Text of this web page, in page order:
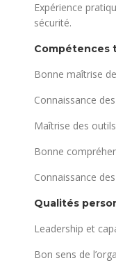
Expérience
sécurité.
Compétences
Bonne maîtrise
Connaissance
Maîtrise des
Bonne
Connaissance
Qualités
Leadership et
Bon sens de